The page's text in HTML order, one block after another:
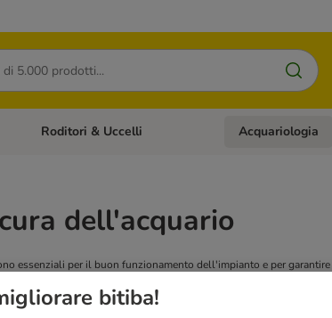
CaniApri Menù Categoria: Diete
Roditori & Uccelli Apri Menù
Acquariologia
dell'acquario
essenziali per il buon funzionamento dell'impianto e per
ottime condizioni.
bitiba!